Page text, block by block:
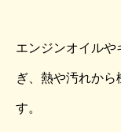
エンジンオイル
ぎ、熱や汚れから
す。